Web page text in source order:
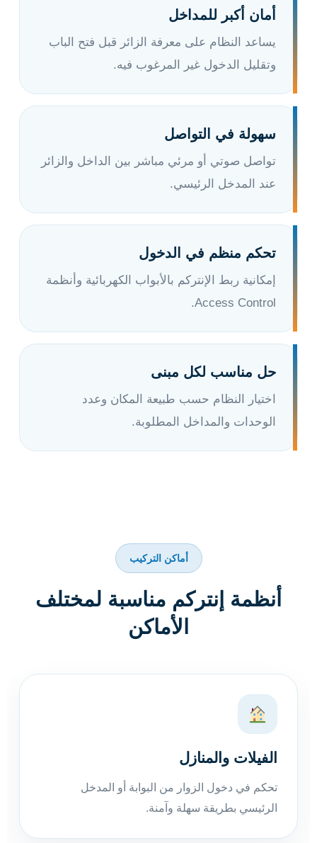
أمان أكبر للمداخل
يساعد النظام على معرفة الزائر قبل فتح الباب
وتقليل الدخول غير المرغوب فيه.
سهولة في التواصل
تواصل صوتي أو مرئي مباشر بين الداخل والزائر
عند المدخل الرئيسي.
تحكم منظم في الدخول
إمكانية ربط الإنتركم بالأبواب الكهربائية وأنظمة
Access Control.
حل مناسب لكل مبنى
اختيار النظام حسب طبيعة المكان وعدد
الوحدات والمداخل المطلوبة.
أماكن التركيب
أنظمة إنتركم مناسبة لمختلف
الأماكن
الفيلات والمنازل
تحكم في دخول الزوار من البوابة أو المدخل
الرئيسي بطريقة سهلة وآمنة.